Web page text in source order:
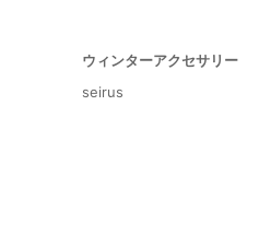
ウィンターアクセサリー
seirus